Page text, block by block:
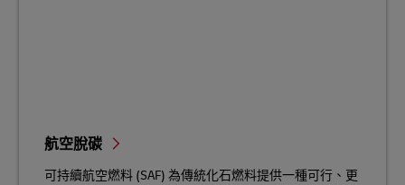
航空脫碳
可持續航空燃料 (SAF) 為傳統化石燃料提供一種可行、更